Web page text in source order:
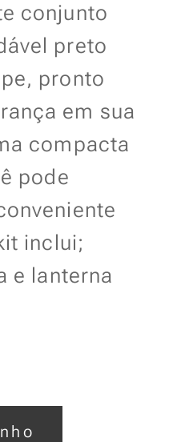
conjunto
preto
pronto
em sua
compacta
pode
inclui;
e lanterna